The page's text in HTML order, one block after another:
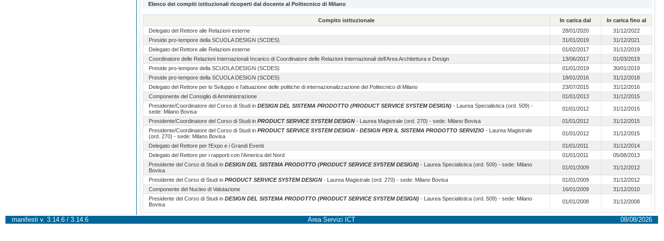
Elenco dei compiti istituzionali ricoperti dal docente al Politecnico di Milano
Compito istituzionale In carica dal
In carica fino al
Delegato del Rettore alle Relazioni esterne
28/01/2020
31/12/2022
Preside pro-tempore della SCUOLA DESIGN (SCDES)
31/01/2019
31/12/2021
Delegato del Rettore alle Relazioni esterne
01/02/2017
31/12/2019
Coordinatore delle Relazioni Internazionali Incarico di Coordinatore delle Relazioni Internazionali dell'Area Architettura e Design
13/06/2017
01/03/2019
Preside pro-tempore della SCUOLA DESIGN (SCDES)
01/01/2019
30/01/2019
Preside pro-tempore della SCUOLA DESIGN (SCDES)
18/01/2016
31/12/2018
Delegato del Rettore per lo Sviluppo e l'attuazione delle politiche di internazionalizzazione del Politecnico di Milano
23/07/2015
31/12/2016
Componente del Consiglio di Amministrazione
01/01/2013
31/12/2015
Presidente/Coordinatore del Corso di Studi inDESIGN DEL SISTEMA PRODOTTO (PRODUCT SERVICE SYSTEM DESIGN) - Laurea Specialistica (ord. 509) -
sede: Milano Bovisa
01/01/2012 31/12/2015
Presidente/Coordinatore del Corso di Studi inPRODUCT SERVICE SYSTEM DESIGN - Laurea Magistrale (ord. 270) - sede: Milano Bovisa 01/01/2012
31/12/2015
Presidente/Coordinatore del Corso di Studi inPRODUCT SERVICE SYSTEM DESIGN - DESIGN PER IL SISTEMA PRODOTTO SERVIZIO - Laurea Magistrale
(ord. 270) - sede: Milano Bovisa
01/01/2012 31/12/2015
Delegato del Rettore per l'Expo e i Grandi Eventi 01/01/2011
31/12/2014
Delegato del Rettore per i rapporti con l'America del Nord
01/01/2011
05/08/2013
Presidente del Corso di Studi inDESIGN DEL SISTEMA PRODOTTO (PRODUCT SERVICE SYSTEM DESIGN) - Laurea Specialistica (ord. 509) - sede: Milano
Bovisa
01/01/2009 31/12/2012
Presidente del Corso di Studi inPRODUCT SERVICE SYSTEM DESIGN - Laurea Magistrale (ord. 270) - sede: Milano Bovisa 01/01/2009
31/12/2012
Componente del Nucleo di Valutazione
16/01/2009
31/12/2010
Presidente del Corso di Studi inDESIGN DEL SISTEMA PRODOTTO (PRODUCT SERVICE SYSTEM DESIGN) - Laurea Specialistica (ord. 509) - sede: Milano
Bovisa
01/01/2008 31/12/2008
manifesti v. 3.14.6 / 3.14.6 Area Servizi ICT 08/08/2026